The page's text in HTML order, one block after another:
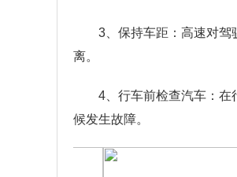
3、保持车距：高速对驾
离。
4、行车前检查汽车：在
候发生故障。